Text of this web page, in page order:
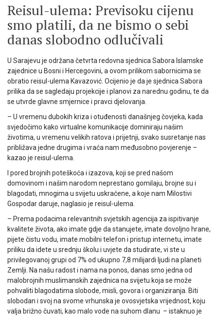
Reisul-ulema: Previsoku cijenu
smo platili, da ne bismo o sebi
danas slobodno odlučivali
U Sarajevu je održana četvrta redovna sjednica Sabora Islamske
zajednice u Bosni i Hercegovini, a ovom prilikom sabornicima se
obratio reisul-ulema Kavazović. Ocijenio je da je sjednica Sabora
prilika da se sagledaju projekcije i planovi za narednu godinu, te da
se utvrde glavne smjernice i pravci djelovanja.
– U vremenu dubokih kriza i otuđenosti današnjeg čovjeka, kada
svjedočimo kako virtualne komunikacije dominiraju našim
životima, u vremenu velikih ratova i prijetnji, svako susretanje nas
približava jedne drugima i vraća nam međusobno povjerenje –
kazao je reisul-ulema.
I pored brojnih poteškoća i izazova, koji se pred našom
domovinom i našim narodom neprestano gomilaju, brojne su i
blagodati, mnogima u svijetu uskraćene, a koje nam Milostivi
Gospodar daruje, naglasio je reisul-ulema.
– Prema podacima relevantnih svjetskih agencija za ispitivanje
kvalitete života, ako imate gdje da stanujete, imate dovoljno hrane,
pijete čistu vodu, imate mobilni telefon i pristup internetu, imate
priliku da idete u srednju školu i uvjete da studirate, vi ste u
privilegovanoj grupi od 7% od ukupno 7,8 milijardi ljudi na planeti
Zemlji. Na našu radost i nama na ponos, danas smo jedna od
malobrojnih muslimanskih zajednica na svijetu koja se može
pohvaliti blagodatima slobode, misli, govora i organiziranja. Biti
slobodan i svoj na svome vrhunska je ovosvjetska vrijednost, koju
valja brižno čuvati, kao malo vode na suhom dlanu – istaknuo je